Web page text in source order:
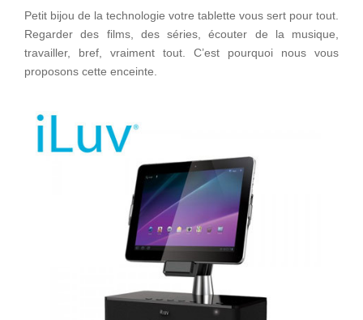
Petit bijou de la technologie votre tablette vous sert pour tout.
Regarder des films, des séries, écouter de la musique,
travailler, bref, vraiment tout. C’est pourquoi nous vous
proposons cette enceinte.